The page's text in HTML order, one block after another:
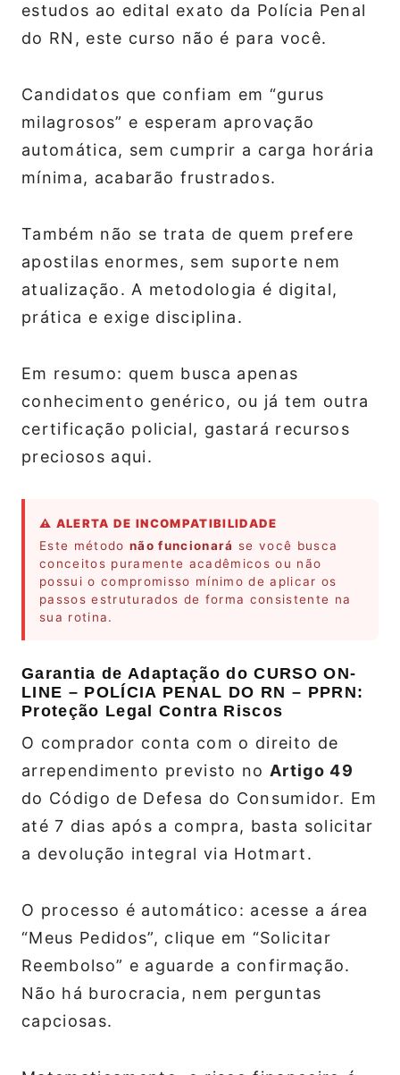
estudos ao edital exato da Polícia Penal
do RN, este curso não é para você.
Candidatos que confiam em “gurus
milagrosos” e esperam aprovação
automática, sem cumprir a carga horária
mínima, acabarão frustrados.
Também não se trata de quem prefere
apostilas enormes, sem suporte nem
atualização. A metodologia é digital,
prática e exige disciplina.
Em resumo: quem busca apenas
conhecimento genérico, ou já tem outra
certificação policial, gastará recursos
preciosos aqui.
⚠️ ALERTA DE INCOMPATIBILIDADE
Este método não funcionará se você busca
conceitos puramente acadêmicos ou não
possui o compromisso mínimo de aplicar os
passos estruturados de forma consistente na
sua rotina.
Garantia de Adaptação do CURSO ON-
LINE – POLÍCIA PENAL DO RN – PPRN:
Proteção Legal Contra Riscos
O comprador conta com o direito de
arrependimento previsto no Artigo 49
do Código de Defesa do Consumidor. Em
até 7 dias após a compra, basta solicitar
a devolução integral via Hotmart.
O processo é automático: acesse a área
“Meus Pedidos”, clique em “Solicitar
Reembolso” e aguarde a confirmação.
Não há burocracia, nem perguntas
capciosas.